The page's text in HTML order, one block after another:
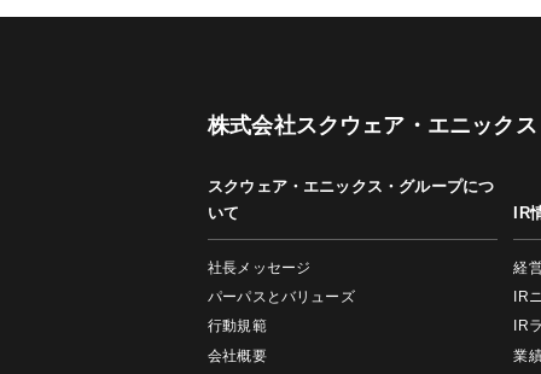
株式会社スクウェア・エニック
スクウェア・エニックス・グループにつ
いて
社長メッセージ
パーパスとバリューズ
行動規範
会社概要
IR
経
IR
IR
業